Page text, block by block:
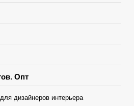
Опт
дизайнеров интерьера